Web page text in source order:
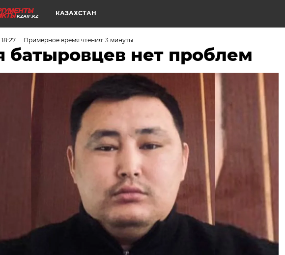
KZAIF.KZ КАЗАХСТАН
Примерное время чтения: 3 минуты
батыровцев нет проблем